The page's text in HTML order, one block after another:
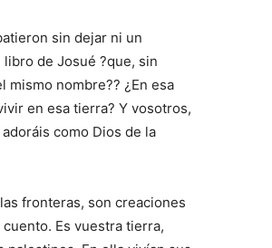
sin dejar ni un
de Josué ?que, sin
mismo nombre?? ¿En esa
en esa tierra? Y vosotros,
como Dios de la
fronteras, son creaciones
Es vuestra tierra,